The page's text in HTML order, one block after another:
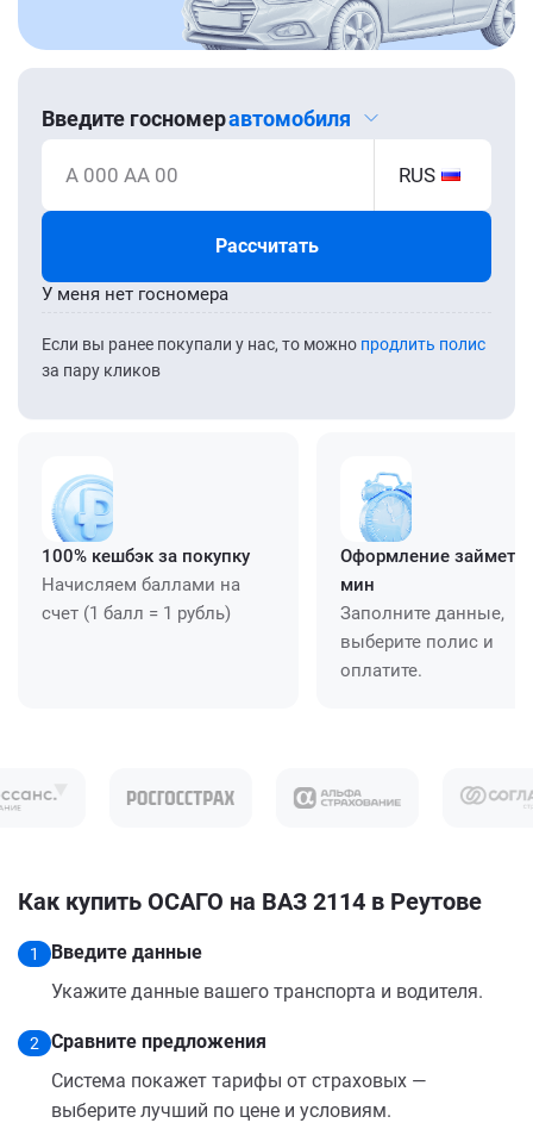
Введите госномеравтомобиля
А 000 АА 00 RUS
Рассчитать
Если вы ранее покупали у нас, то можно продлить полис
за пару кликов
У меня нет госномера
100% кешбэк за покупку
Начисляем баллами на
счет (1 балл = 1 рубль)
Оформление займет
мин
Заполните данные,
выберите полис и
оплатите.
Как купить ОСАГО на ВАЗ 2114 в Реутове
1
Введите данные
Укажите данные вашего транспорта и водителя.
2
Сравните предложения
Система покажет тарифы от страховых —
выберите лучший по цене и условиям.